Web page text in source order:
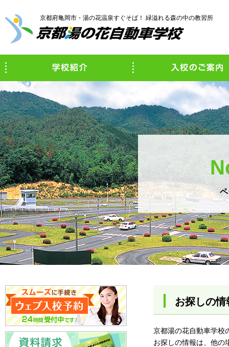
京都府亀岡市・湯の花温泉すぐそば！ 緑溢れる森の中の教習所
お探しの
京都湯の花自動車学校
お探しの情報は、他の